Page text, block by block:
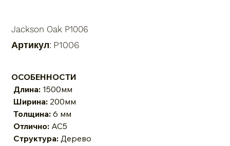
Jackson Oak P1006
Артикул:
P1006
P1006
ОСОБЕННОСТИ
Длина: 1500мм
Ширина: 200мм
Толщина: 6 мм
Отлично: AC5
Структура: Дерево